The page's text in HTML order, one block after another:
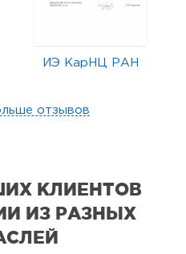
ИЭ КарНЦ РАН
отзывов
КЛИЕНТОВ
ИЗ РАЗНЫХ